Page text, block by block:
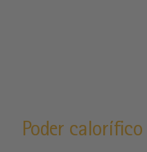
Poder